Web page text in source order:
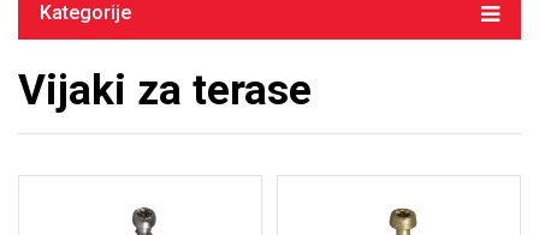
Kategorije
Vijaki za terase